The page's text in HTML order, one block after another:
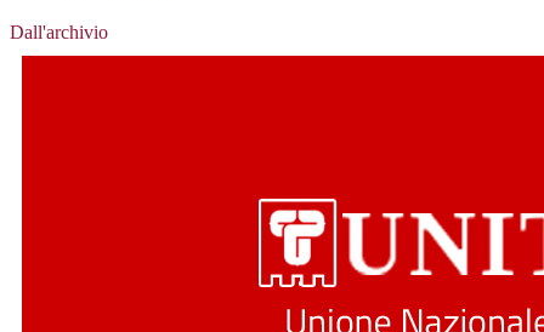
Dall'archivio